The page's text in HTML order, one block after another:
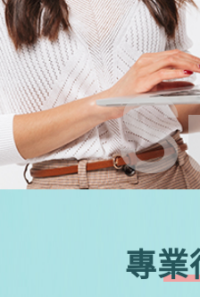
專業